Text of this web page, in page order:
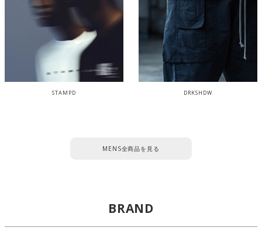
STAMPD DRKSHDW
MENS全商品を見る
BRAND